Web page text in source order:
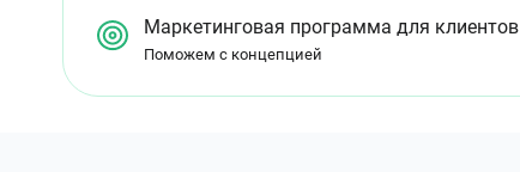
Маркетинговая программа для клиентов
Поможем с концепцией